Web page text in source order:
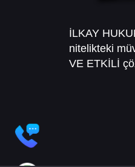
İLKAY
nitelikteki
VE ETKİLİ